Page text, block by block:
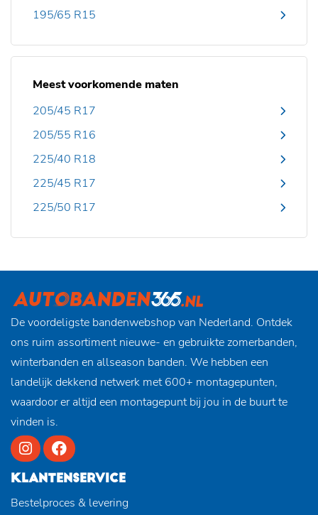
195/65 R15
Meest voorkomende maten
205/45 R17
205/55 R16
225/40 R18
225/45 R17
225/50 R17
De voordeligste bandenwebshop van Nederland. Ontdek
ons ruim assortiment nieuwe- en gebruikte zomerbanden,
winterbanden en allseason banden. We hebben een
landelijk dekkend netwerk met 600+ montagepunten,
waardoor er altijd een montagepunt bij jou in de buurt te
vinden is.
KLANTENSERVICE
Bestelproces & levering